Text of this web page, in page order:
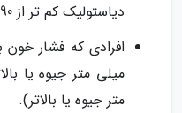
دیاستولیک کم تر از 90 میلی متر جیوه)
متر جیوه یا بالاتر).